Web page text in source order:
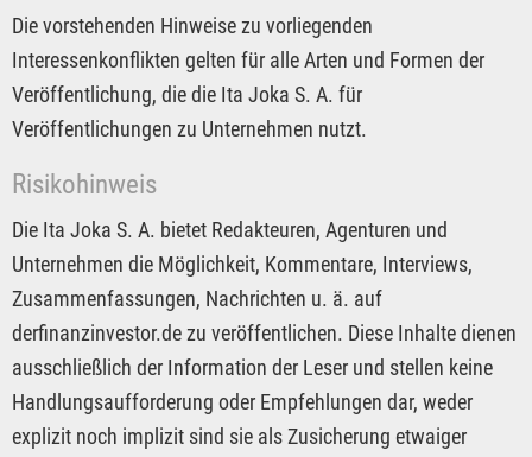
Die vorstehenden Hinweise zu vorliegenden
Interessenkonflikten gelten für alle Arten und Formen der
Veröffentlichung, die die Ita Joka S. A. für
Veröffentlichungen zu Unternehmen nutzt.
Risikohinweis
Die Ita Joka S. A. bietet Redakteuren, Agenturen und
Unternehmen die Möglichkeit, Kommentare, Interviews,
Zusammenfassungen, Nachrichten u. ä. auf
derfinanzinvestor.de zu veröffentlichen. Diese Inhalte dienen
ausschließlich der Information der Leser und stellen keine
Handlungsaufforderung oder Empfehlungen dar, weder
explizit noch implizit sind sie als Zusicherung etwaiger